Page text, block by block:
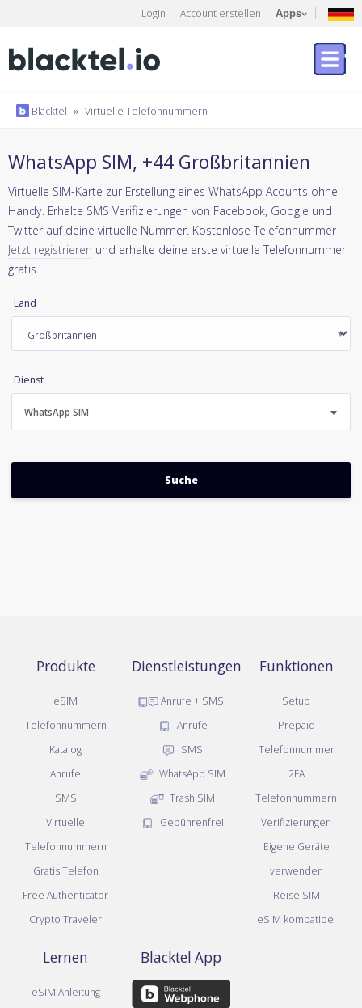
Login Account erstellen Apps
Blacktel » Virtuelle Telefonnummern
WhatsApp SIM, +44 Großbritannien
Virtuelle SIM-Karte zur Erstellung eines WhatsApp Acounts ohne
Handy. Erhalte SMS Verifizierungen von Facebook, Google und
Twitter auf deine virtuelle Nummer. Kostenlose Telefonnummer -
Jetzt registrieren und erhalte deine erste virtuelle Telefonnummer
gratis.
Land
Dienst
WhatsApp SIM
Produkte
eSIM
Telefonnummern
Katalog
Anrufe
SMS
Virtuelle
Telefonnummern
Gratis Telefon
Free Authenticator
Crypto Traveler
Dienstleistungen
Anrufe + SMS
Anrufe
SMS
WhatsApp SIM
Trash SIM
Gebührenfrei
Funktionen
Setup
Prepaid
Telefonnummer
2FA
Telefonnummern
Verifizierungen
Eigene Geräte
verwenden
Reise SIM
eSIM kompatibel
Lernen
eSIM Anleitung
Blacktel App